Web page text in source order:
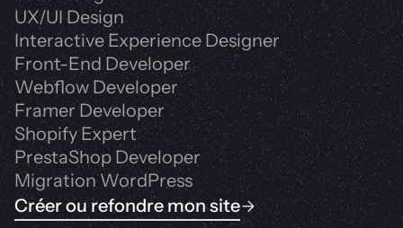
UX/UI Design
Interactive Experience Designer
Front-End Developer
Webflow Developer
Framer Developer
Shopify Expert
PrestaShop Developer
Migration WordPress
Créer ou refondre mon site